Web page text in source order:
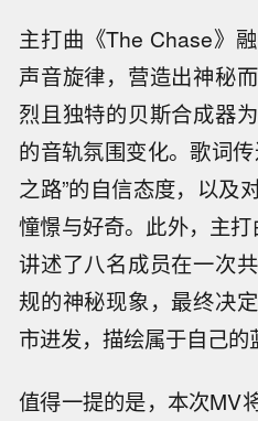
主打曲《The Chase》
声音旋律，营造出神秘
烈且独特的贝斯合成器
的音轨氛围变化。歌词
之路”的自信态度，以及
憧憬与好奇。此外，主
讲述了八名成员在一次
规的神秘现象，最终决
市进发，描绘属于自己的
值得一提的是，本次MV